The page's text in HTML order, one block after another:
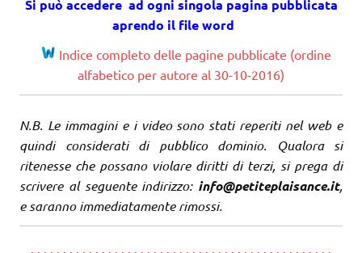
Si può accedere ad ogni singola pagina pubblicata
aprendo il file word
Indice completo delle pagine pubblicate (ordine
alfabetico per autore al 30-10-2016)
N.B. Le immagini e i video sono stati reperiti nel web e
quindi considerati di pubblico dominio. Qualora si
ritenesse che possano violare diritti di terzi, si prega di
scrivere al seguente indirizzo: info@petiteplaisance.it,
e saranno immediatamente rimossi.